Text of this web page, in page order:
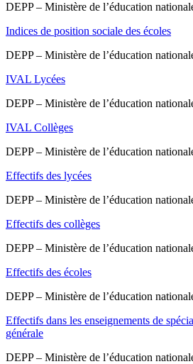
DEPP – Ministère de l’éducation
Indices de position sociale des écoles
DEPP – Ministère de l’éducation
IVAL Lycées
DEPP – Ministère de l’éducation
IVAL Collèges
DEPP – Ministère de l’éducation
Effectifs des lycées
DEPP – Ministère de l’éducation
Effectifs des collèges
DEPP – Ministère de l’éducation
Effectifs des écoles
DEPP – Ministère de l’éducation
Effectifs dans les enseignements de
générale
DEPP – Ministère de l’éducation